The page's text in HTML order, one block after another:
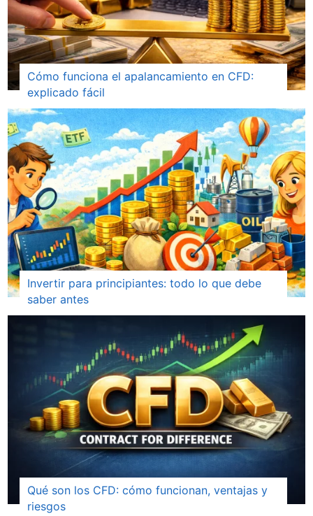
Cómo funciona el apalancamiento en CFD:
explicado fácil
Invertir para principiantes: todo lo que debe
saber antes
Qué son los CFD: cómo funcionan, ventajas y
riesgos